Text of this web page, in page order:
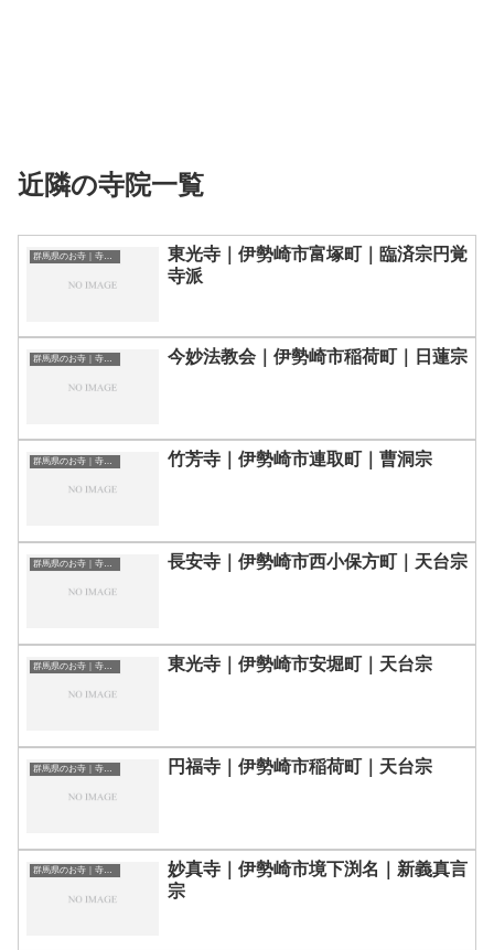
近隣の寺院一覧
群馬県のお寺｜寺院一覧
東光寺｜伊勢崎市富塚町｜臨済宗円覚
寺派
群馬県のお寺｜寺院一覧 今妙法教会｜伊勢崎市稲荷町｜日蓮宗
群馬県のお寺｜寺院一覧 竹芳寺｜伊勢崎市連取町｜曹洞宗
群馬県のお寺｜寺院一覧 長安寺｜伊勢崎市西小保方町｜天台宗
群馬県のお寺｜寺院一覧 東光寺｜伊勢崎市安堀町｜天台宗
群馬県のお寺｜寺院一覧 円福寺｜伊勢崎市稲荷町｜天台宗
群馬県のお寺｜寺院一覧
妙真寺｜伊勢崎市境下渕名｜新義真言
宗